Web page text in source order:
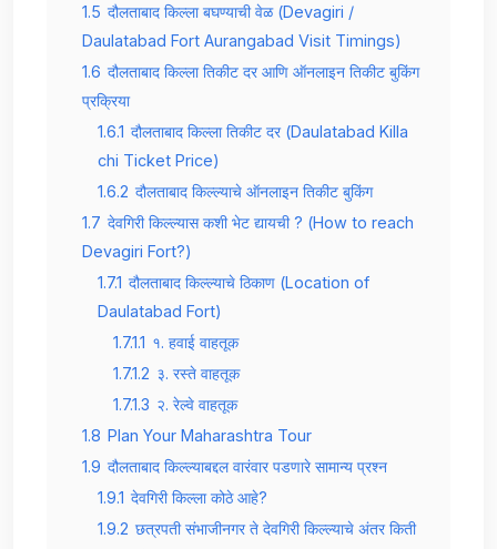
1.5 दौलताबाद किल्ला बघण्याची वेळ (Devagiri /
Daulatabad Fort Aurangabad Visit Timings)
1.6 दौलताबाद किल्ला तिकीट दर आणि ऑनलाइन तिकीट बुकिंग
प्रक्रिया
1.6.1 दौलताबाद किल्ला तिकीट दर (Daulatabad Killa
chi Ticket Price)
1.6.2 दौलताबाद किल्ल्याचे ऑनलाइन तिकीट बुकिंग
1.7 देवगिरी किल्ल्यास कशी भेट द्यायची ? (How to reach
Devagiri Fort?)
1.7.1 दौलताबाद किल्ल्याचे ठिकाण (Location of
Daulatabad Fort)
1.7.1.1 १. हवाई वाहतूक
1.7.1.2 ३. रस्ते वाहतूक
1.7.1.3 २. रेल्वे वाहतूक
1.8 Plan Your Maharashtra Tour
1.9 दौलताबाद किल्ल्याबद्दल वारंवार पडणारे सामान्य प्रश्न
1.9.1 देवगिरी किल्ला कोठे आहे?
1.9.2 छत्रपती संभाजीनगर ते देवगिरी किल्ल्याचे अंतर किती